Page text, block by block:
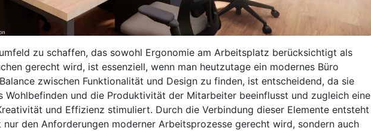
zu schaffen, das sowohl Ergonomie am Arbeitsplatz berücksichtigt als
gerecht wird, ist essenziell, wenn man heutzutage ein modernes Büro
zwischen Funktionalität und Design zu finden, ist entscheidend, da sie
Wohlbefinden und die Produktivität der Mitarbeiter beeinflusst und zugleich eine
und Effizienz stimuliert. Durch die Verbindung dieser Elemente entsteht
den Anforderungen moderner Arbeitsprozesse gerecht wird, sondern auch